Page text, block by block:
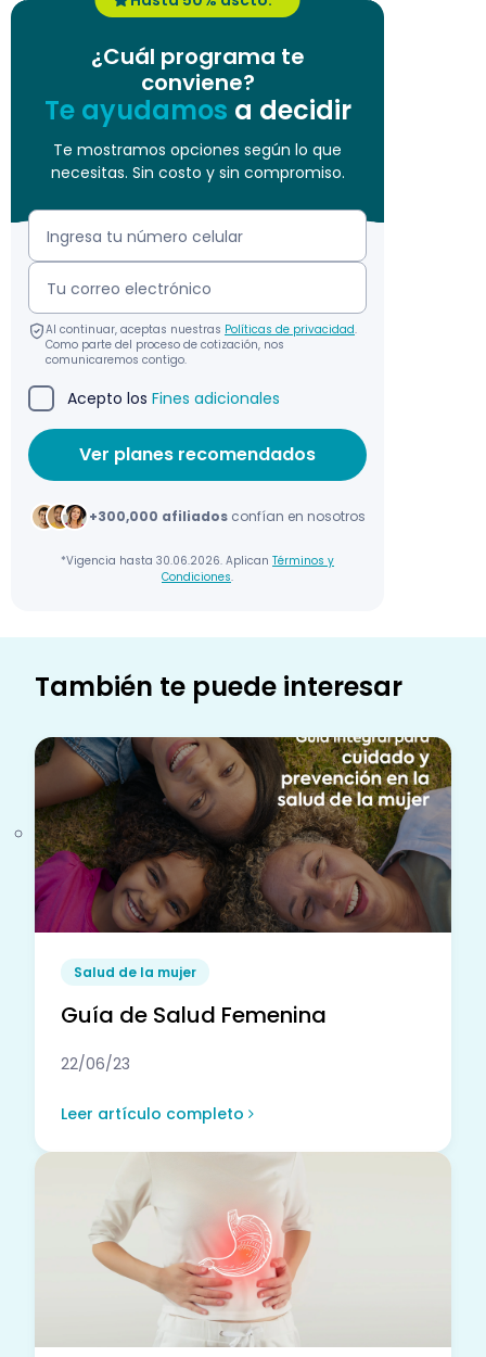
¿Cuál programa te
conviene?
Te ayudamos a decidir
Te mostramos opciones según lo que
necesitas. Sin costo y sin compromiso.
Al continuar, aceptas nuestras Políticas de privacidad.
Como parte del proceso de cotización, nos
comunicaremos contigo.
Acepto los Fines adicionales
+300,000 afiliadosconfían en nosotros
*Vigencia hasta 30.06.2026. Aplican Términos y
Condiciones.
También te puede interesar
Salud de la mujer
Guía de Salud Femenina
22/06/23
Leer artículo completo